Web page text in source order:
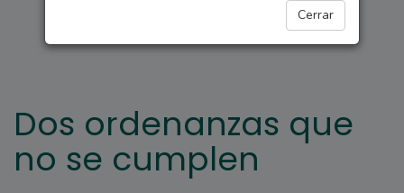
Cerrar
Dos ordenanzas que
no se cumplen